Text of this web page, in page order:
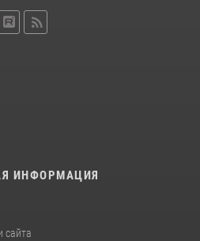
ИНФОРМАЦИЯ
сайта